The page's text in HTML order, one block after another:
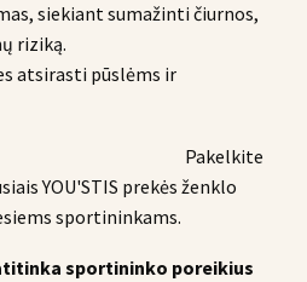
siekiant sumažinti čiurnos,
riziką.
atsirasti pūslėms ir
Pakelkite
YOU'STIS prekės ženklo
sportininkams.
sportininko poreikius